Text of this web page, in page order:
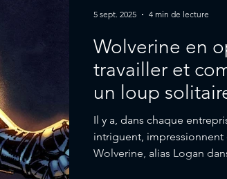
Wolverine en
travailler et
un loup
Il y a, dans chaque
intriguent,
Wolverine, alias Logan
5 sept. 2025 4 min de lecture